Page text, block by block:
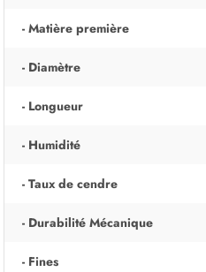
- Matière première
- Diamètre
- Longueur
- Humidité
- Taux de cendre
- Durabilité Mécanique
- Fines